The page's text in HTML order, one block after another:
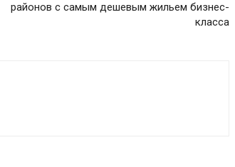
районов с самым дешевым жильем бизнес-
класса